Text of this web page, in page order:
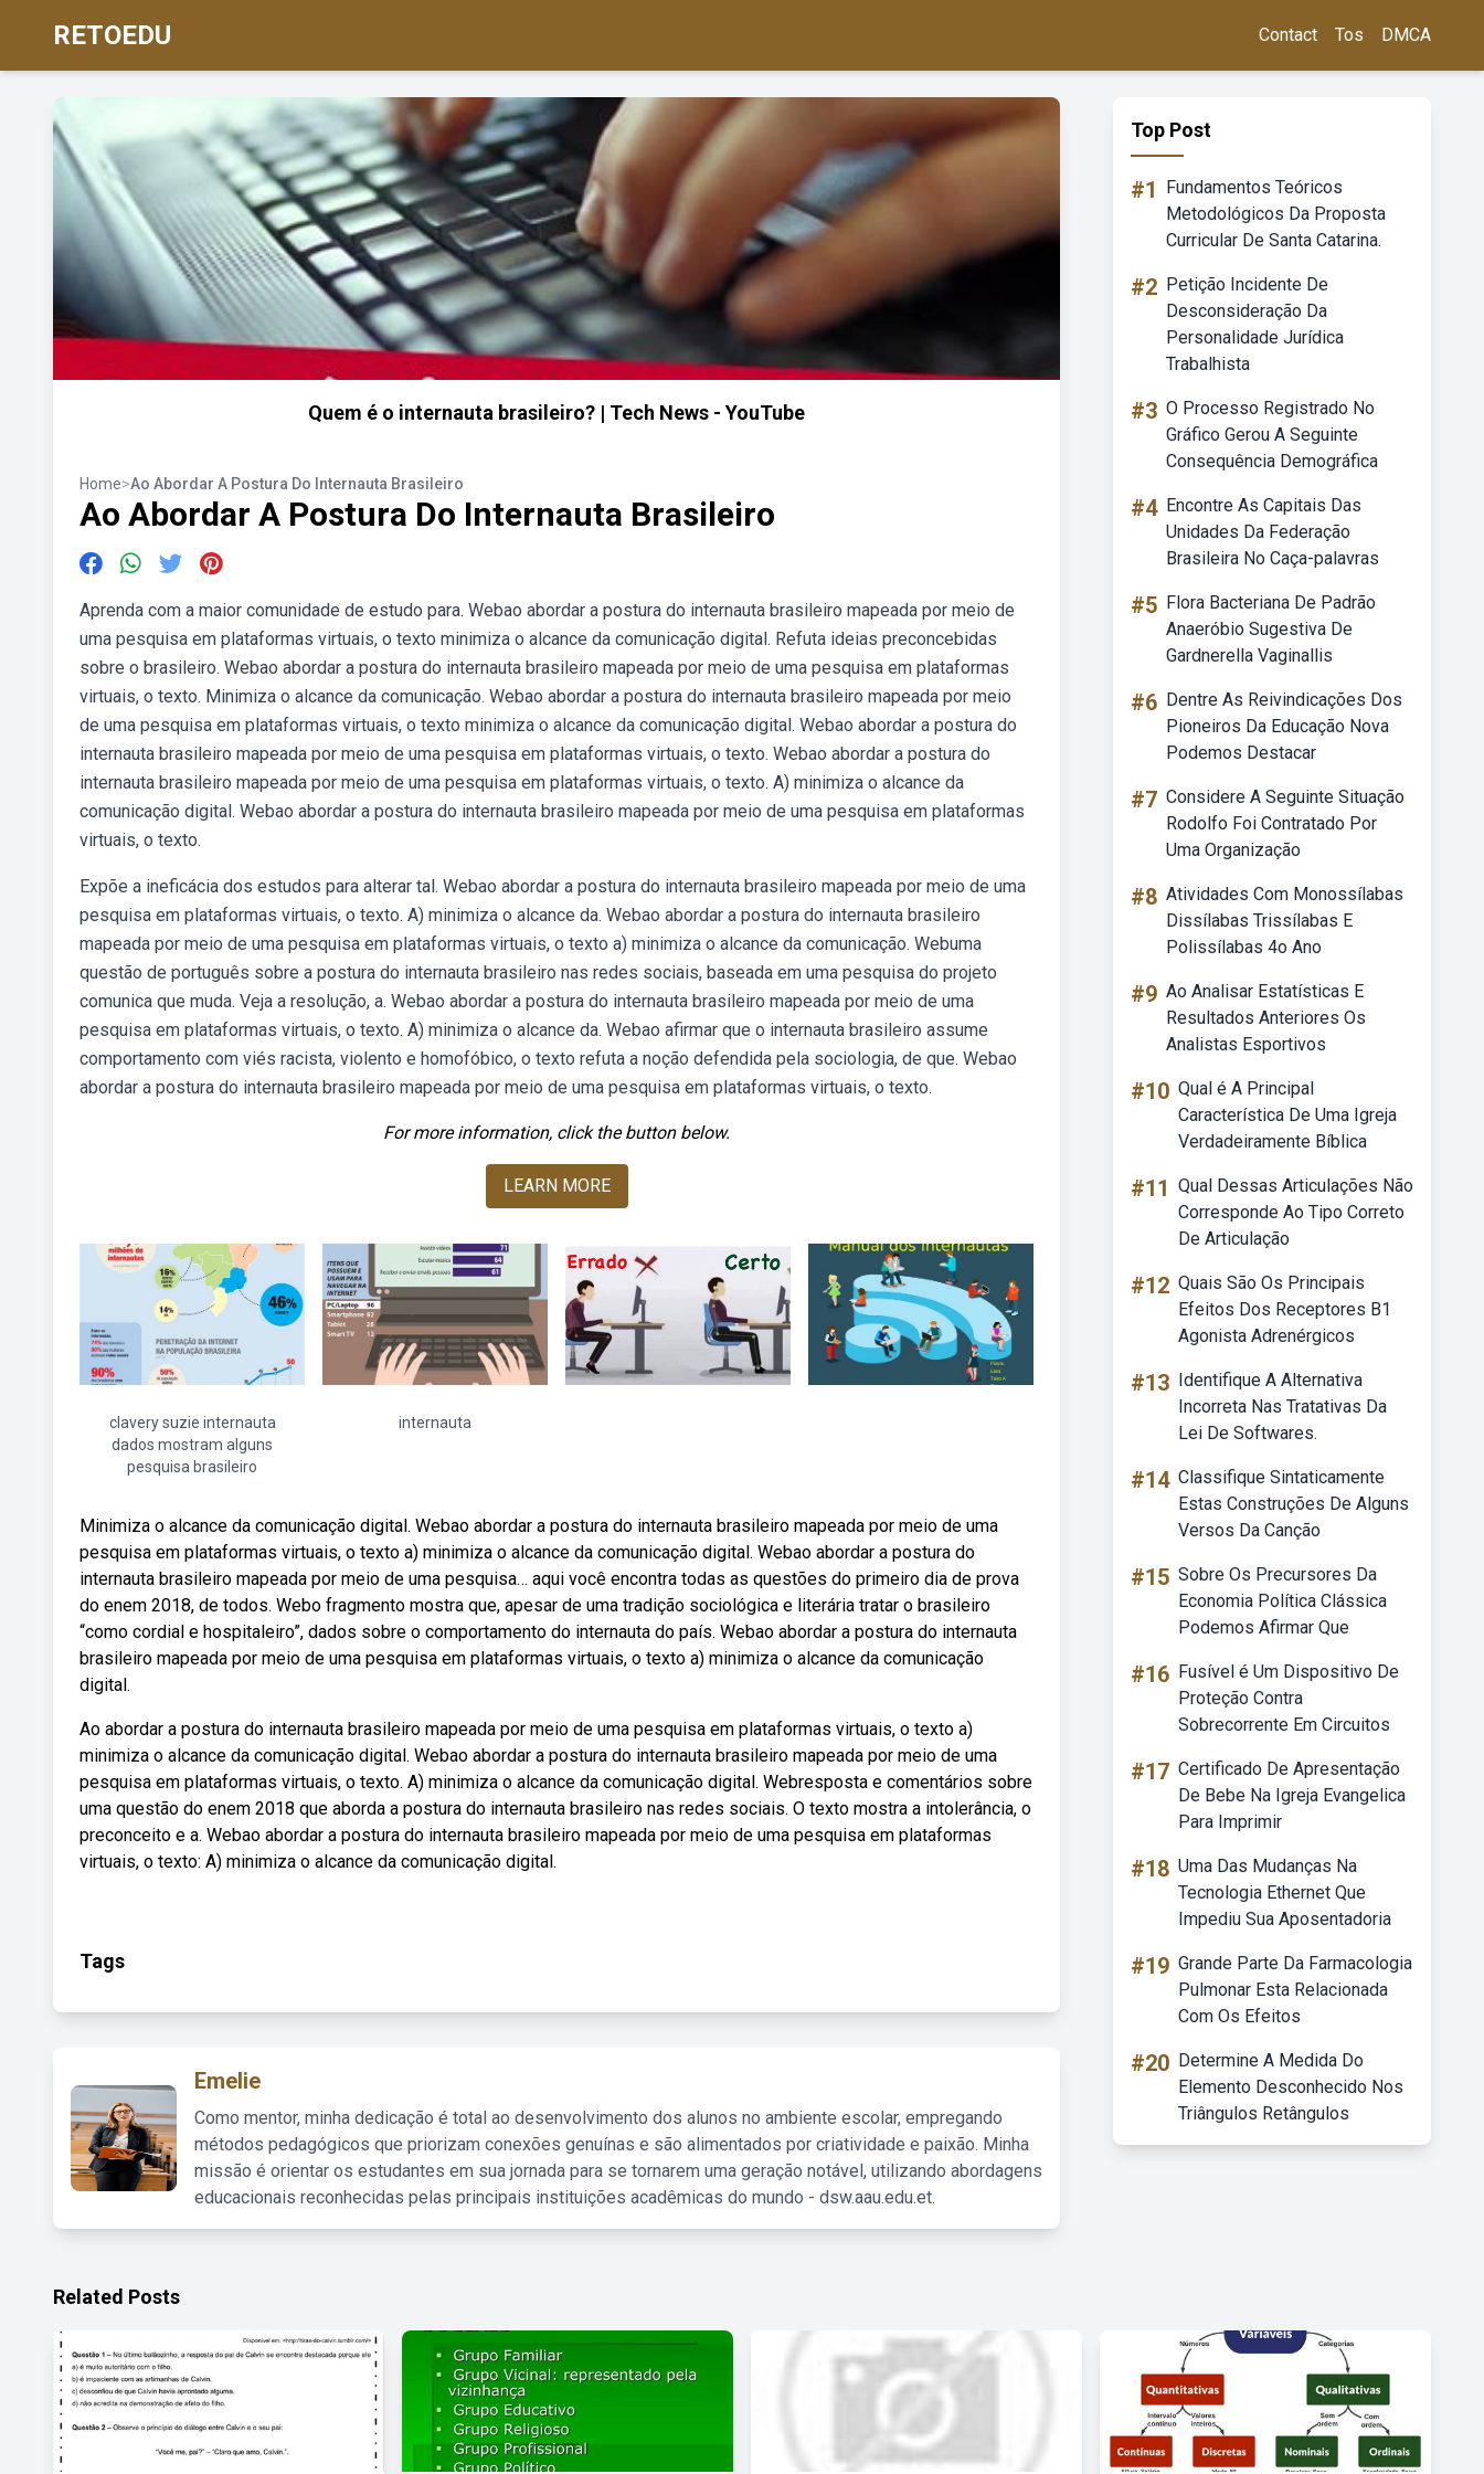
RETOEDU Contact Tos DMCA
Quem é o internauta brasileiro? | Tech News - YouTube
Home>Ao Abordar A Postura Do Internauta Brasileiro
Ao Abordar A Postura Do Internauta Brasileiro
Aprenda com a maior comunidade de estudo para. Webao abordar a postura do internauta brasileiro mapeada por meio de
uma pesquisa em plataformas virtuais, o texto minimiza o alcance da comunicação digital. Refuta ideias preconcebidas
sobre o brasileiro. Webao abordar a postura do internauta brasileiro mapeada por meio de uma pesquisa em plataformas
virtuais, o texto. Minimiza o alcance da comunicação. Webao abordar a postura do internauta brasileiro mapeada por meio
de uma pesquisa em plataformas virtuais, o texto minimiza o alcance da comunicação digital. Webao abordar a postura do
internauta brasileiro mapeada por meio de uma pesquisa em plataformas virtuais, o texto. Webao abordar a postura do
internauta brasileiro mapeada por meio de uma pesquisa em plataformas virtuais, o texto. A) minimiza o alcance da
comunicação digital. Webao abordar a postura do internauta brasileiro mapeada por meio de uma pesquisa em plataformas
virtuais, o texto.
Expõe a ineficácia dos estudos para alterar tal. Webao abordar a postura do internauta brasileiro mapeada por meio de uma
pesquisa em plataformas virtuais, o texto. A) minimiza o alcance da. Webao abordar a postura do internauta brasileiro
mapeada por meio de uma pesquisa em plataformas virtuais, o texto a) minimiza o alcance da comunicação. Webuma
questão de português sobre a postura do internauta brasileiro nas redes sociais, baseada em uma pesquisa do projeto
comunica que muda. Veja a resolução, a. Webao abordar a postura do internauta brasileiro mapeada por meio de uma
pesquisa em plataformas virtuais, o texto. A) minimiza o alcance da. Webao afirmar que o internauta brasileiro assume
comportamento com viés racista, violento e homofóbico, o texto refuta a noção defendida pela sociologia, de que. Webao
abordar a postura do internauta brasileiro mapeada por meio de uma pesquisa em plataformas virtuais, o texto.
For more information, click the button below.
LEARN MORE
clavery suzie internauta
dados mostram alguns
pesquisa brasileiro
internauta
Minimiza o alcance da comunicação digital. Webao abordar a postura do internauta brasileiro mapeada por meio de uma
pesquisa em plataformas virtuais, o texto a) minimiza o alcance da comunicação digital. Webao abordar a postura do
internauta brasileiro mapeada por meio de uma pesquisa… aqui você encontra todas as questões do primeiro dia de prova
do enem 2018, de todos. Webo fragmento mostra que, apesar de uma tradição sociológica e literária tratar o brasileiro
“como cordial e hospitaleiro”, dados sobre o comportamento do internauta do país. Webao abordar a postura do internauta
brasileiro mapeada por meio de uma pesquisa em plataformas virtuais, o texto a) minimiza o alcance da comunicação
digital.
Ao abordar a postura do internauta brasileiro mapeada por meio de uma pesquisa em plataformas virtuais, o texto a)
minimiza o alcance da comunicação digital. Webao abordar a postura do internauta brasileiro mapeada por meio de uma
pesquisa em plataformas virtuais, o texto. A) minimiza o alcance da comunicação digital. Webresposta e comentários sobre
uma questão do enem 2018 que aborda a postura do internauta brasileiro nas redes sociais. O texto mostra a intolerância, o
preconceito e a. Webao abordar a postura do internauta brasileiro mapeada por meio de uma pesquisa em plataformas
virtuais, o texto: A) minimiza o alcance da comunicação digital.
Tags
Emelie
Como mentor, minha dedicação é total ao desenvolvimento dos alunos no ambiente escolar, empregando
métodos pedagógicos que priorizam conexões genuínas e são alimentados por criatividade e paixão. Minha
missão é orientar os estudantes em sua jornada para se tornarem uma geração notável, utilizando abordagens
educacionais reconhecidas pelas principais instituições acadêmicas do mundo - dsw.aau.edu.et.
Top Post
#1
Fundamentos Teóricos
Metodológicos Da Proposta
Curricular De Santa Catarina.
#2 Petição Incidente De
Desconsideração Da
Personalidade Jurídica
Trabalhista
#3 O Processo Registrado No
Gráfico Gerou A Seguinte
Consequência Demográfica
#4 Encontre As Capitais Das
Unidades Da Federação
Brasileira No Caça-palavras
#5 Flora Bacteriana De Padrão
Anaeróbio Sugestiva De
Gardnerella Vaginallis
#6 Dentre As Reivindicações Dos
Pioneiros Da Educação Nova
Podemos Destacar
#7 Considere A Seguinte Situação
Rodolfo Foi Contratado Por
Uma Organização
#8 Atividades Com Monossílabas
Dissílabas Trissílabas E
Polissílabas 4o Ano
#9 Ao Analisar Estatísticas E
Resultados Anteriores Os
Analistas Esportivos
#10 Qual é A Principal
Característica De Uma Igreja
Verdadeiramente Bíblica
#11 Qual Dessas Articulações Não
Corresponde Ao Tipo Correto
De Articulação
#12 Quais São Os Principais
Efeitos Dos Receptores B1
Agonista Adrenérgicos
#13 Identifique A Alternativa
Incorreta Nas Tratativas Da
Lei De Softwares.
#14 Classifique Sintaticamente
Estas Construções De Alguns
Versos Da Canção
#15 Sobre Os Precursores Da
Economia Política Clássica
Podemos Afirmar Que
#16 Fusível é Um Dispositivo De
Proteção Contra
Sobrecorrente Em Circuitos
#17 Certificado De Apresentação
De Bebe Na Igreja Evangelica
Para Imprimir
#18 Uma Das Mudanças Na
Tecnologia Ethernet Que
Impediu Sua Aposentadoria
#19 Grande Parte Da Farmacologia
Pulmonar Esta Relacionada
Com Os Efeitos
#20 Determine A Medida Do
Elemento Desconhecido Nos
Triângulos Retângulos
Related Posts